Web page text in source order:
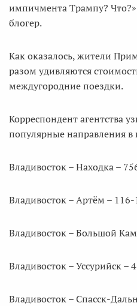
импичмента Трампу?
блогер.
Как оказалось, жители
разом удивляются
междугородние поездки.
Корреспондент агентства
популярные направления в
Владивосток – Находка –
Владивосток – Артём –
Владивосток – Большой
Владивосток – Уссурийск –
Владивосток – Спасск-